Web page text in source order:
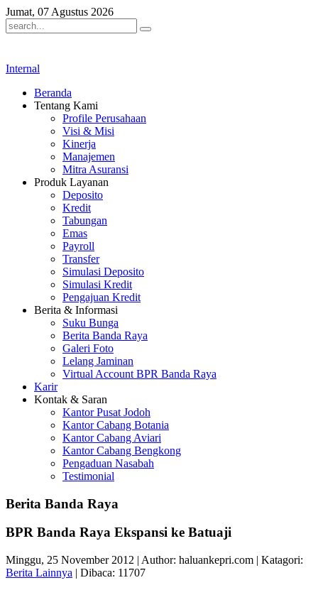
Jumat, 07 Agustus 2026
Internal
Beranda
Tentang Kami
Profile Perusahaan
Visi & Misi
Kinerja
Manajemen
Mitra Asuransi
Produk Layanan
Deposito
Kredit
Tabungan
Emas
Payroll
Transfer
Simulasi Deposito
Simulasi Kredit
Pengajuan Kredit
Berita & Informasi
Suku Bunga
Berita Banda Raya
Galeri Foto
Lelang Jaminan
Virtual Account BPR Banda Raya
Karir
Kontak & Saran
Kantor Pusat Jodoh
Kantor Cabang Botania
Kantor Cabang Aviari
Kantor Cabang Bengkong
Pengaduan Nasabah
Testimonial
Berita Banda Raya
BPR Banda Raya Ekspansi ke Batuaji
Minggu, 25 November 2012 | Author: haluankepri.com | Katagori:
Berita Lainnya | Dibaca: 11707